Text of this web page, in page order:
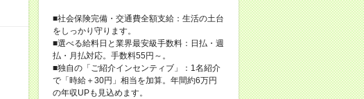
■社会保険完備・交通費全額支給：生活の土台
をしっかり守ります。
■選べる給料日と業界最安級手数料：日払・週
払・月払対応。手数料55円～。
■独自の「ご紹介インセンティブ」：1名紹介
で「時給＋30円」相当を加算。年間約6万円
の年収UPも見込めます。